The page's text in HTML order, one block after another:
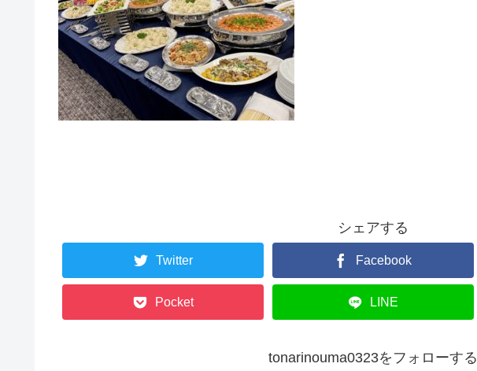
シェアする
Twitter Facebook
Pocket LINE
tonarinouma0323をフォローする